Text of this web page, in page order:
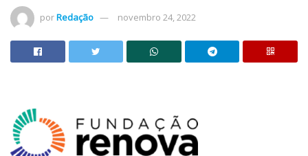
porRedação novembro 24, 2022